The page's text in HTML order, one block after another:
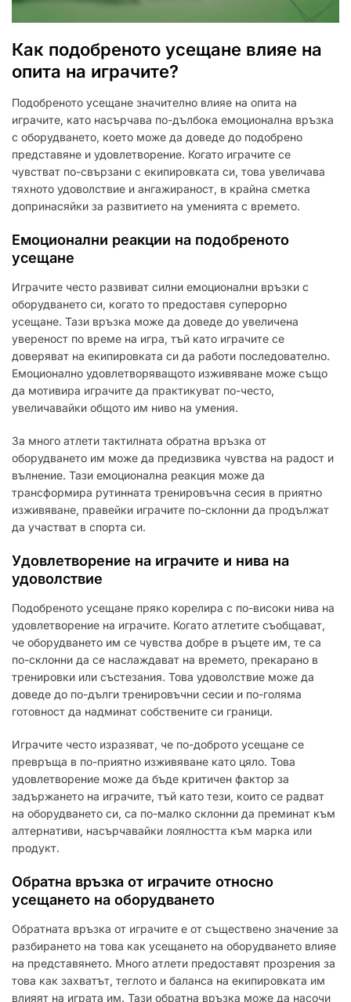
Как подобреното усещане влияе на
опита на играчите?
Подобреното усещане значително влияе на опита на
играчите, като насърчава по-дълбока емоционална връзка
с оборудването, което може да доведе до подобрено
представяне и удовлетворение. Когато играчите се
чувстват по-свързани с екипировката си, това увеличава
тяхното удоволствие и ангажираност, в крайна сметка
допринасяйки за развитието на уменията с времето.
Емоционални реакции на подобреното
усещане
Играчите често развиват силни емоционални връзки с
оборудването си, когато то предоставя суперорно
усещане. Тази връзка може да доведе до увеличена
увереност по време на игра, тъй като играчите се
доверяват на екипировката си да работи последователно.
Емоционално удовлетворяващото изживяване може също
да мотивира играчите да практикуват по-често,
увеличавайки общото им ниво на умения.
За много атлети тактилната обратна връзка от
оборудването им може да предизвика чувства на радост и
вълнение. Тази емоционална реакция може да
трансформира рутинната тренировъчна сесия в приятно
изживяване, правейки играчите по-склонни да продължат
да участват в спорта си.
Удовлетворение на играчите и нива на
удоволствие
Подобреното усещане пряко корелира с по-високи нива на
удовлетворение на играчите. Когато атлетите съобщават,
че оборудването им се чувства добре в ръцете им, те са
по-склонни да се наслаждават на времето, прекарано в
тренировки или състезания. Това удоволствие може да
доведе до по-дълги тренировъчни сесии и по-голяма
готовност да надминат собствените си граници.
Играчите често изразяват, че по-доброто усещане се
превръща в по-приятно изживяване като цяло. Това
удовлетворение може да бъде критичен фактор за
задържането на играчите, тъй като тези, които се радват
на оборудването си, са по-малко склонни да преминат към
алтернативи, насърчавайки лоялността към марка или
продукт.
Обратна връзка от играчите относно
усещането на оборудването
Обратната връзка от играчите е от съществено значение за
разбирането на това как усещането на оборудването влияе
на представянето. Много атлети предоставят прозрения за
това как захватът, теглото и баланса на екипировката им
влияят на играта им. Тази обратна връзка може да насочи